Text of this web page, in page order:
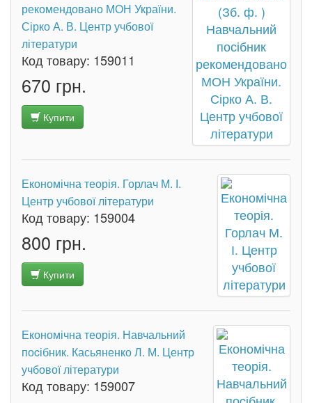
рекомендовано МОН України.
Сірко А. В. Центр учбової
літератури
Код товару: 159011
670 грн.
Купити
Економічна теорія. Горлач М. І.
Центр учбової літератури
Код товару: 159004
800 грн.
Купити
Економічна теорія. Навчальний
поcібник. Касьяненко Л. М. Центр
учбової літератури
Код товару: 159007